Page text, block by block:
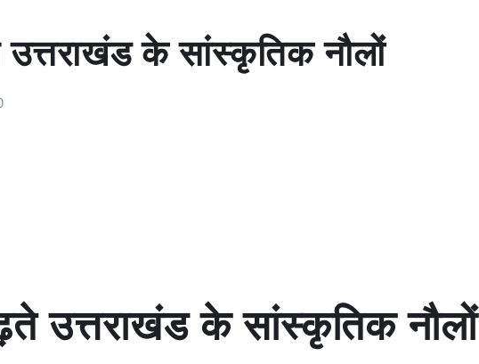
के सांस्कृतिक नौलों
उत्तराखंड के सांस्कृतिक नौलों